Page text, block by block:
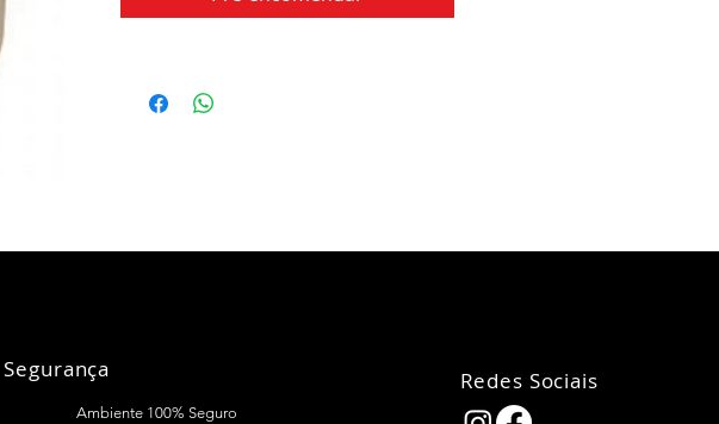
Segurança
Ambiente 100% Seguro
Redes Sociais